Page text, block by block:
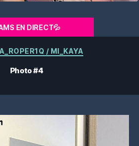
EN DIRECT💦
Catégories
/ MI_KAYA
Photo #4